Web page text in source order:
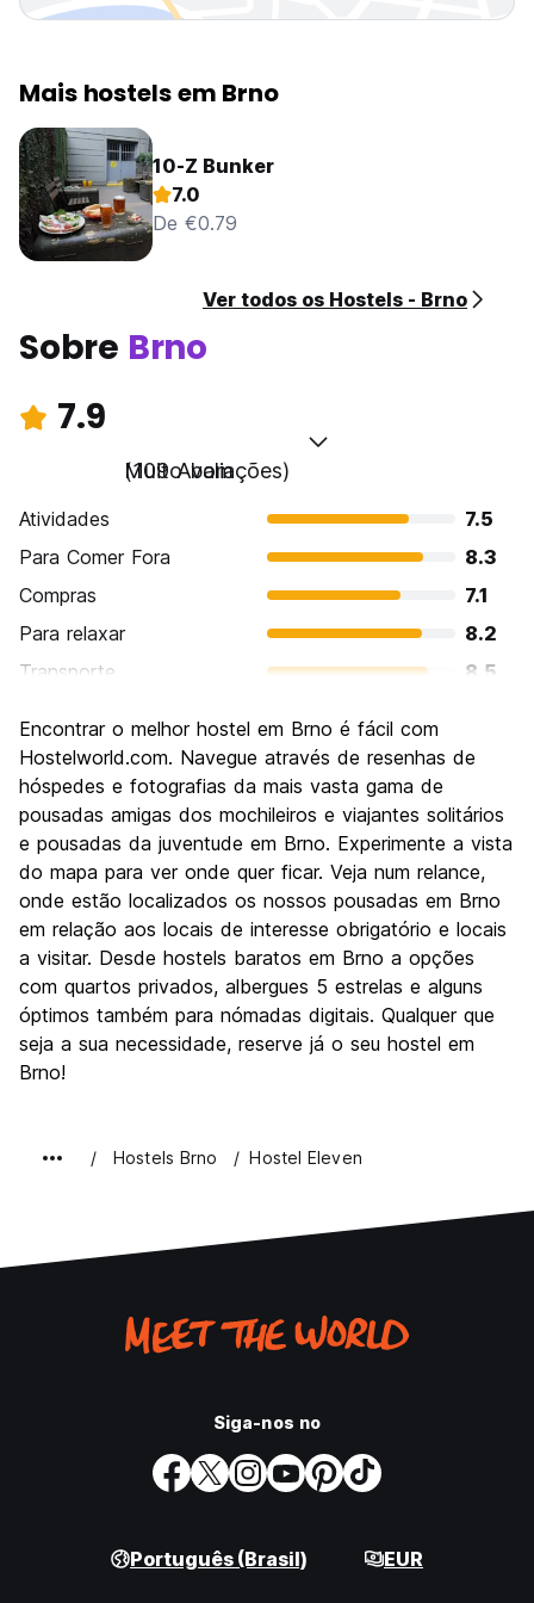
Mais hostels em Brno
10-Z Bunker
7.0
De €0.79
Ver todos os Hostels - Brno
Sobre Brno
7.9
Muito bom
(109 Avaliações)
Atividades
7.5
Para Comer Fora
8.3
Compras
7.1
Para relaxar
8.2
Transporte
8.5
Cultura
8.1
Festas / vida noturna
Custo-beneficio
8.7
Encontrar o melhor hostel em Brno é fácil com
Hostelworld.com. Navegue através de resenhas de
hóspedes e fotografias da mais vasta gama de
pousadas amigas dos mochileiros e viajantes solitários
e pousadas da juventude em Brno. Experimente a vista
do mapa para ver onde quer ficar. Veja num relance,
onde estão localizados os nossos pousadas em Brno
em relação aos locais de interesse obrigatório e locais
a visitar. Desde hostels baratos em Brno a opções
com quartos privados, albergues 5 estrelas e alguns
óptimos também para nómadas digitais. Qualquer que
seja a sua necessidade, reserve já o seu hostel em
Brno!
Hostels Brno Hostel Eleven
Siga-nos no
Português (Brasil) EUR